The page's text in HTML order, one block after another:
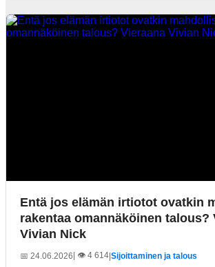
Entä jos elämän irtiotot ovatkin
rakentaa omannäköinen talous?
Vivian Nick
📅 24.06.2026| 👁️ 4 614 Sijoittaminen ja talous